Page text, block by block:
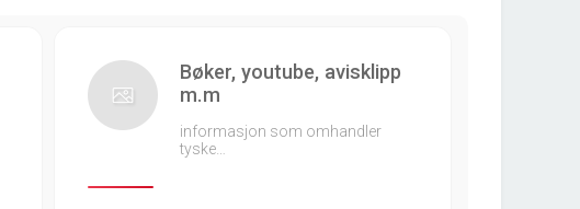
Bøker, youtube, avisklipp
m.m
informasjon som omhandler
tyske…